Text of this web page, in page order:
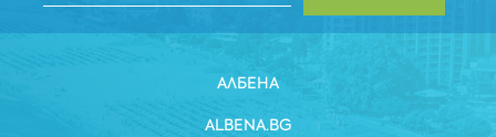
АЛБЕНА
ALBENA.BG